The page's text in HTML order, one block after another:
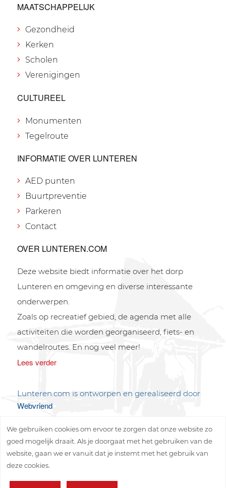
MAATSCHAPPELIJK
Gezondheid
Kerken
Scholen
Verenigingen
CULTUREEL
Monumenten
Tegelroute
INFORMATIE OVER LUNTEREN
AED punten
Buurtpreventie
Parkeren
Contact
OVER LUNTEREN.COM
Deze website biedt informatie over het dorp
Lunteren en omgeving en diverse interessante
onderwerpen.
Zoals op recreatief gebied, de agenda met alle
activiteiten die worden georganiseerd, fiets- en
wandelroutes. En nog veel meer!
Lees verder
Lunteren.com is ontworpen en gerealiseerd door
Webvriend
We gebruiken cookies om ervoor te zorgen dat onze website zo
goed mogelijk draait. Als je doorgaat met het gebruiken van de
website, gaan we er vanuit dat je instemt met het gebruik van
deze cookies.